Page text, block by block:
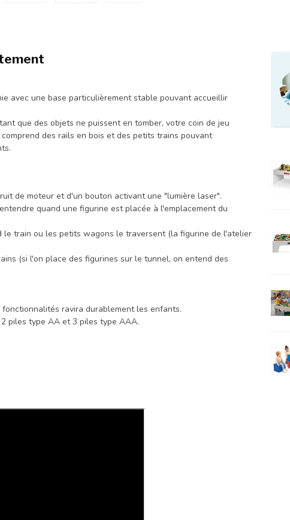
avec une base particulièrement stable pouvant accueillir
que des objets ne puissent en tomber, votre coin de jeu
des rails en bois et des petits trains pouvant
de moteur et d'un bouton activant une "lumière laser".
quand une figurine est placée à l'emplacement du
train ou les petits wagons le traversent (la figurine de l'atelier
(si l'on place des figurines sur le tunnel, on entend des
ravira durablement les enfants.
piles type AA et 3 piles type AAA.